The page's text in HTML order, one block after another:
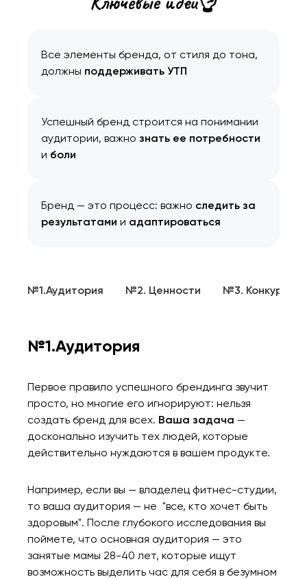
Все элементы бренда, от стиля до тона,
должны поддерживать УТП
Успешный бренд строится на понимании
аудитории, важно знать ее потребности
и боли
Бренд — это процесс: важно следить за
результатами и адаптироваться
№1.Аудитория №2. Ценности №3.
№1.Аудитория
Первое правило успешного брендинга звучит
просто, но многие его игнорируют: нельзя
создать бренд для всех. Ваша задача —
досконально изучить тех людей, которые
действительно нуждаются в вашем продукте.
Например, если вы — владелец фитнес-студии,
то ваша аудитория — не "все, кто хочет быть
здоровым". После глубокого исследования вы
поймете, что основная аудитория — это
занятые мамы 28-40 лет, которые ищут
возможность выделить час для себя в безумном